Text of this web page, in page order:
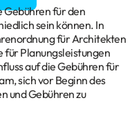
Gebühren für den
sein können. In
für Architekten
für Planungsleistungen
auf die Gebühren für
sich vor Beginn des
und Gebühren zu